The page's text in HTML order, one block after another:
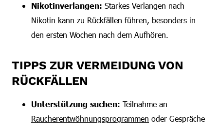
Nikotinverlangen: Starkes Verlangen nach
Nikotin kann zu Rückfällen führen, besonders in
den ersten Wochen nach dem Aufhören.
TIPPS ZUR VERMEIDUNG VON
RÜCKFÄLLEN
Unterstützung suchen: Teilnahme an
Raucherentwöhnungsprogrammen oder Gespräche